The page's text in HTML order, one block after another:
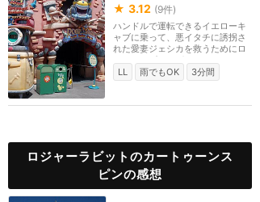
★ 3.12 (9件)
ハンドルで運転できるイエローキ
ャブに乗って、悪イタチに誘拐さ
れた愛妻ジェシカを救うためにロ
ジャーラビットが...
LL
雨でもOK 3分間
ロジャーラビットのカートゥーンス
ピンの感想